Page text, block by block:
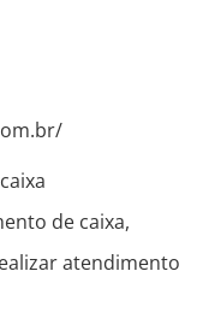
de caixa,
atendimento